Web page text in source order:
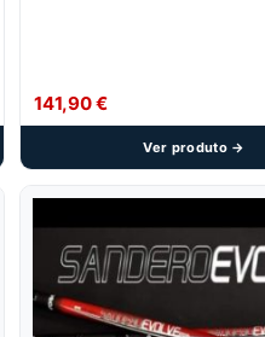
141,90€
Ver produto →